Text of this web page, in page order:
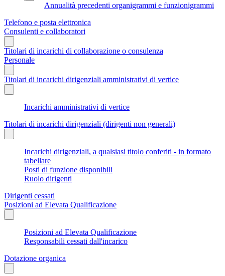
Annualità precedenti organigrammi e funzionigrammi
Telefono e posta elettronica
Consulenti e collaboratori
Titolari di incarichi di collaborazione o consulenza
Personale
Titolari di incarichi dirigenziali amministrativi di vertice
Incarichi amministrativi di vertice
Titolari di incarichi dirigenziali (dirigenti non generali)
Incarichi dirigenziali, a qualsiasi titolo conferiti - in formato
tabellare
Posti di funzione disponibili
Ruolo dirigenti
Dirigenti cessati
Posizioni ad Elevata Qualificazione
Posizioni ad Elevata Qualificazione
Responsabili cessati dall'incarico
Dotazione organica